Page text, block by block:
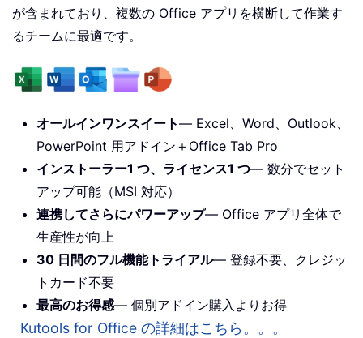
が含まれており、複数の Office アプリを横断して作業す
るチームに最適です。
オールインワンスイート— Excel、Word、Outlook、
PowerPoint 用アドイン＋Office Tab Pro
インストーラー1 つ、ライセンス1 つ— 数分でセット
アップ可能（MSI 対応）
連携してさらにパワーアップ— Office アプリ全体で
生産性が向上
30 日間のフル機能トライアル— 登録不要、クレジッ
トカード不要
最高のお得感— 個別アドイン購入よりお得
Kutools for Office の詳細はこちら。。。